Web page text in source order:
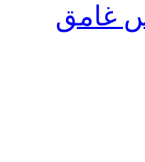
لتر استانلس غامق